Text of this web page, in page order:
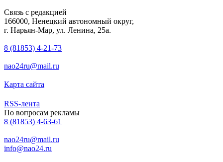
Связь с редакцией
166000, Ненецкий автономный округ,
г. Нарьян-Мар, ул. Ленина, 25а.
8 (81853) 4-21-73
nao24ru@mail.ru
Карта сайта
RSS-лента
По вопросам рекламы
8 (81853) 4-63-61
nao24ru@mail.ru
info@nao24.ru